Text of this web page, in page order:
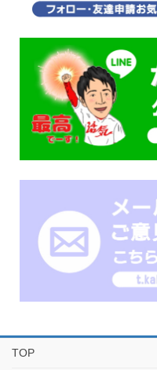
TOP